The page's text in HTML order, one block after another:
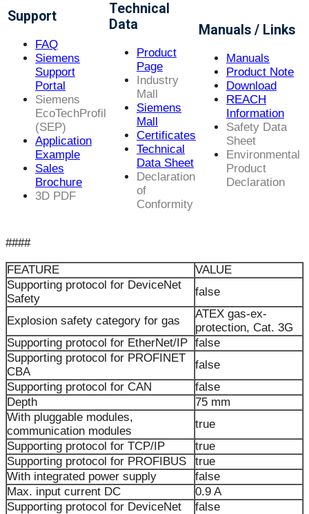
Support
FAQ
Siemens
Support
Portal
Siemens
EcoTechProfil
(SEP)
Application
Example
Sales
Brochure
3D PDF
Technical
Data
Product
Page
Industry
Mall
Siemens
Mall
Certificates
Technical
Data Sheet
Declaration
of
Conformity
Manuals / Links
Manuals
Product Note
Download
REACH
Information
Safety Data
Sheet
Environmental
Product
Declaration
####
FEATURE
VALUE
Supporting protocol for DeviceNet
Safety
false
Explosion safety category for gas
ATEX gas-ex-
protection, Cat. 3G
Supporting protocol for EtherNet/IP false
Supporting protocol for PROFINET
CBA
false
Supporting protocol for CAN
false
Depth
75 mm
With pluggable modules,
communication modules
true
Supporting protocol for TCP/IP
true
Supporting protocol for PROFIBUS
true
With integrated power supply
false
Max. input current DC
0.9 A
Supporting protocol for DeviceNet
false